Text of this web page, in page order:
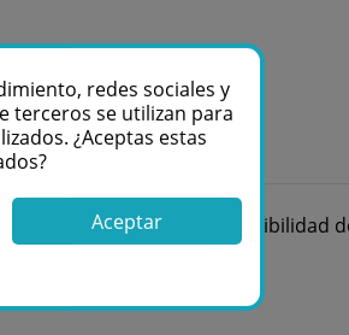
automáticos. Sensibilidad
redes sociales y
terceros se utilizan para
¿Aceptas estas
Aceptar